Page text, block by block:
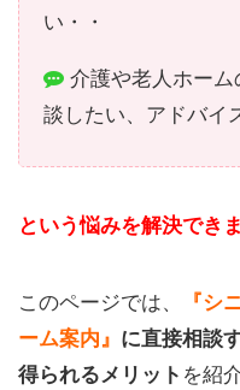
い・・
介護や老人ホー
談したい、アドバイ
という悩みを解決できま
このページでは、
『シ
ーム案内』 に直接相談
得られるメリット を紹